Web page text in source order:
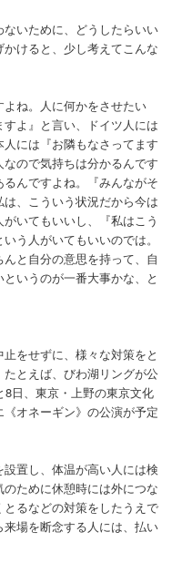
いために、どうしたらいい
けると、少し考えてこんな
よね。人に何かをさせたい
よ』と言い、ドイツ人には
人には『お隣もなさってます
ので気持ちは分かるんです
んですよね。『みんながそ
、こういう状況だから今は
いてもいいし、『私はこう
う人がいてもいいのでは。
と自分の意思を持って、自
いうのが一番大事かな、と
をせずに、様々な対策をと
とえば、びわ湖リングが公
日、東京・上野の東京文化
オネーギン》の公演が予定
置し、体温が高い人には検
ために休憩時には外につな
るなどの対策をしたうえで
場を断念する人には、払い